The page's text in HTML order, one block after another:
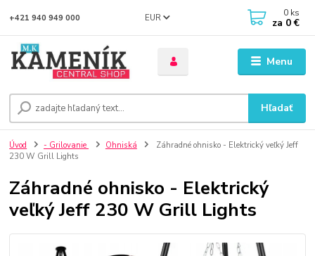
Menu
EUR
Hľadať
+421 940 949 000 0 ks
za 0 €
Úvod - Grilovanie Ohniská
Záhradné ohnisko - Elektrický veľký Jeff
230 W Grill Lights
Záhradné ohnisko - Elektrický
veľký Jeff 230 W Grill Lights